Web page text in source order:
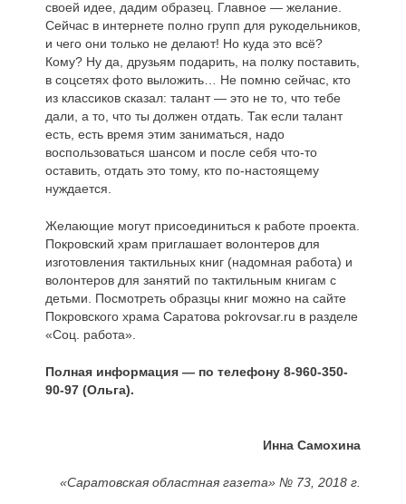
своей идее, дадим образец. Главное — желание.
Сейчас в интернете полно групп для рукодельников,
и чего они только не делают! Но куда это всё?
Кому? Ну да, друзьям подарить, на полку поставить,
в соцсетях фото выложить… Не помню сейчас, кто
из классиков сказал: талант — это не то, что тебе
дали, а то, что ты должен отдать. Так если талант
есть, есть время этим заниматься, надо
воспользоваться шансом и после себя что-то
оставить, отдать это тому, кто по-настоящему
нуждается.
Желающие могут присоединиться к работе проекта.
Покровский храм приглашает волонтеров для
изготовления тактильных книг (надомная работа) и
волонтеров для занятий по тактильным книгам с
детьми. Посмотреть образцы книг можно на сайте
Покровского храма Саратова pokrovsar.ru в разделе
«Соц. работа».
Полная информация — по телефону 8-960-350-
90-97 (Ольга).
Инна Самохина
«Саратовская областная газета» № 73, 2018 г.